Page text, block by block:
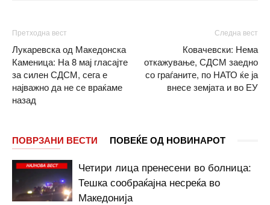
Претходна вест
Лукаревска од Македонска
Каменица: На 8 мај гласајте
за силен СДСМ, сега е
најважно да не се враќаме
назад
Следна вест
Ковачевски: Нема
откажување, СДСМ заедно
со граѓаните, по НАТО ќе ја
внесе земјата и во ЕУ
ПОВРЗАНИ ВЕСТИ ПОВЕЌЕ ОД НОВИНАРОТ
Четири лица пренесени во болница:
Тешка сообраќајна несреќа во
Македонија